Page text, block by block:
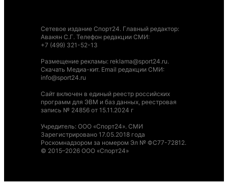
Сетевое издание Спорт24. Главный редактор:
Авакян С.Г. Телефон редакции СМИ:
+7 (499) 321-52-13
Размещение рекламы: reklama@sport24.ru.
Скачать Медиа-кит. Email редакции СМИ:
info@sport24.ru
Сайт включен в единый реестр российских
программ для ЭВМ и баз данных, реестровая
запись № 24856 от 15.11.2024 г
Учредитель: ООО «Спорт24». СМИ
Зарегистрировано 17.05.2018 года
Роскомнадзором за номером Эл № ФС77-72812.
© 2015–2026 ООО «Спорт24»